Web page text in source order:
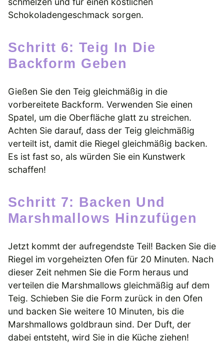
Schokoladengeschmack sorgen.
Schritt 6: Teig In Die
Backform Geben
Gießen Sie den Teig gleichmäßig in die
vorbereitete Backform. Verwenden Sie einen
Spatel, um die Oberfläche glatt zu streichen.
Achten Sie darauf, dass der Teig gleichmäßig
verteilt ist, damit die Riegel gleichmäßig backen.
Es ist fast so, als würden Sie ein Kunstwerk
schaffen!
Schritt 7: Backen Und
Marshmallows Hinzufügen
Jetzt kommt der aufregendste Teil! Backen Sie die
Riegel im vorgeheizten Ofen für 20 Minuten. Nach
dieser Zeit nehmen Sie die Form heraus und
verteilen die Marshmallows gleichmäßig auf dem
Teig. Schieben Sie die Form zurück in den Ofen
und backen Sie weitere 10 Minuten, bis die
Marshmallows goldbraun sind. Der Duft, der
dabei entsteht, wird Sie in die Küche ziehen!